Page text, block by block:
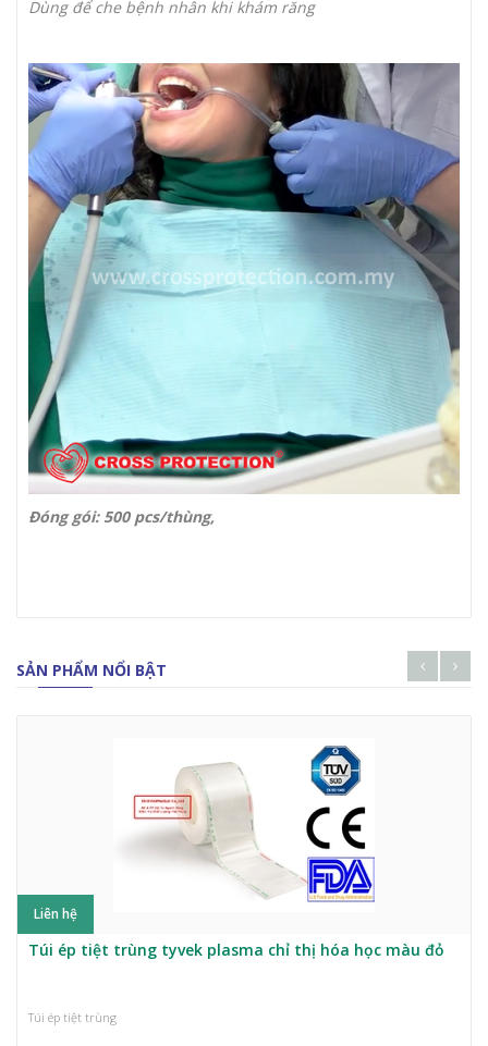
Dùng để che bệnh nhân khi khám răng
Đóng gói: 500 pcs/thùng,
SẢN PHẨM NỔI BẬT
Liên hệ
Túi ép tiệt trùng tyvek plasma chỉ thị hóa học màu đỏ
Túi ép tiệt trùng